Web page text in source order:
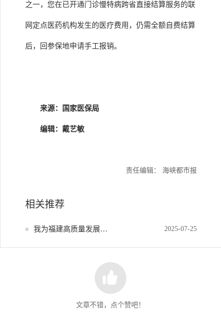
之一，您在已开通门诊慢特病跨省直接结算服务的联
网定点医药机构发生的医疗费用，仍需全额自费结算
后，回参保地申请手工报销。
来源：国家医保局
编辑：戴艺敏
责任编辑： 海峡都市报
相关推荐
我为福建高质量发展献策 2025-07-25
文章不错，点个赞吧！